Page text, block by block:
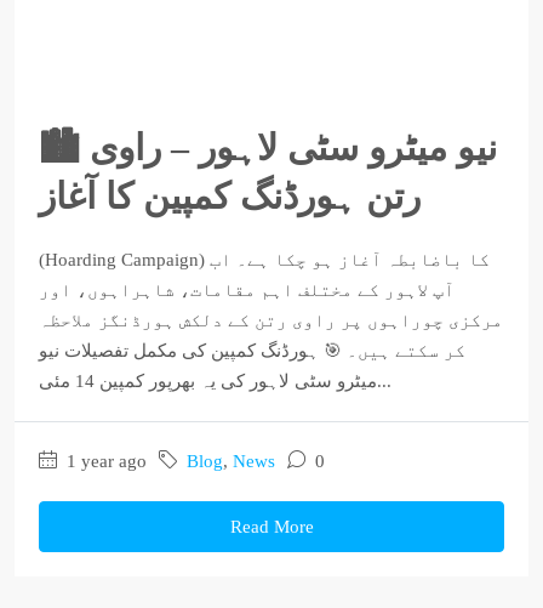
🏙️ نیو میٹرو سٹی لاہور – راوی
رتن ہورڈنگ کمپین کا آغاز
(Hoarding Campaign) کا باضابطہ آغاز ہو چکا ہے۔ اب
آپ لاہور کے مختلف اہم مقامات، شاہراہوں، اور
مرکزی چوراہوں پر راوی رتن کے دلکش ہورڈنگز ملاحظہ
کر سکتے ہیں۔ 🎯 ہورڈنگ کمپین کی مکمل تفصیلات نیو
میٹرو سٹی لاہور کی یہ بھرپور کمپین 14 مئی...
1 year ago Blog, News 0
Read More